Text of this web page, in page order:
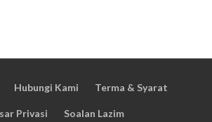
Hubungi Kami Terma & Syarat
Privasi Soalan Lazim